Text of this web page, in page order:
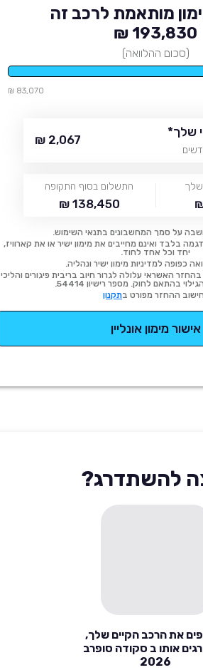
מותאמת לרכב זה
193,830 ₪
(סכום ההלוואה)
83,070 ₪
שלך*
2,067 ₪
התשלום בסוף התקופה
138,450 ₪
על סמך המחשבונים בתנאי השימוש.
בלבד ואינם מחייבים את מימון ישיר או את קארוויז,
יחד וכל אחד לחוד.
כפופה למדיניות מימון ישיר ונהליה.
האשראי עלולה לגרור חיוב בריבית פיגורים והליכי
בהתאם לחוק. מספר רישיון 54414.
ההחזר מפורט בתקנון
אישור מימון אונליין
להשתדרג?
את הרכב הקיים שלך,
אותו ב סקודה סופרב
2026